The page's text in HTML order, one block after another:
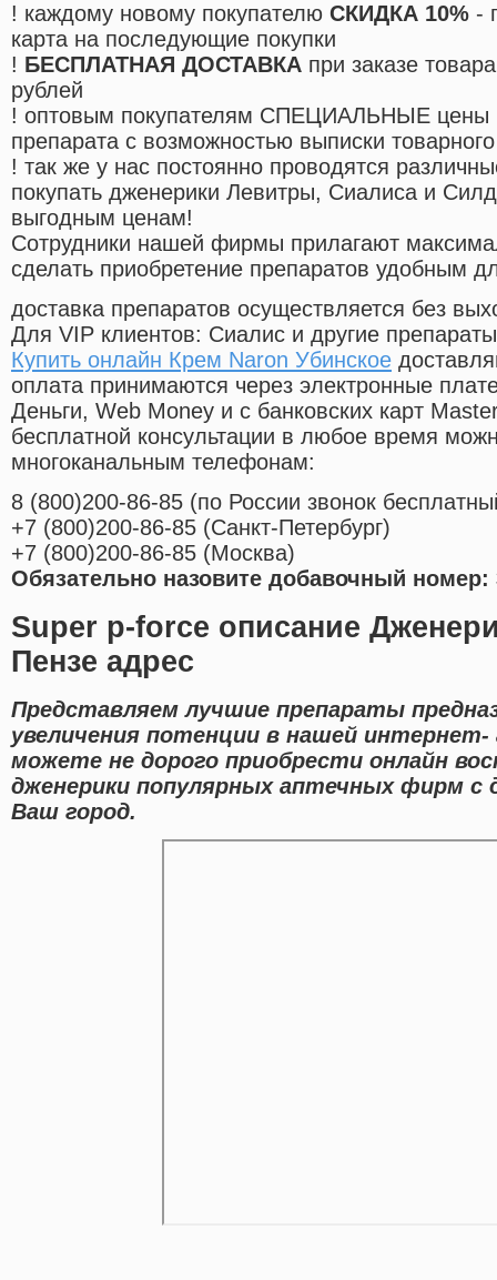
! каждому новому покупателю СКИДКА 10% -
карта на последующие покупки
! БЕСПЛАТНАЯ ДОСТАВКА при заказе
рублей
! оптовым покупателям СПЕЦИАЛЬНЫЕ цены
препарата с возможностью выписки
! так же у нас постоянно проводятся
покупать дженерики Левитры, Сиалиса и
выгодным ценам!
Cотрудники нашей фирмы прилагают
сделать приобретение препаратов удобным
доставка препаратов осуществляется без
Для VIP клиентов: Сиалис и другие
Купить онлайн Крем Naron Убинское
оплата принимаются через электронные
Деньги, Web Money и с банковских карт
бесплатной консультации в любое время
многоканальным телефонам:
8 (800)200-86-85 (по России звонок
+7 (800)200-86-85 (Санкт-Петербург)
+7 (800)200-86-85 (Москва)
Обязательно назовите добавочный номер:
Super p-force описание
Пензе адрес
Представляем лучшие препараты
увеличения потенции в нашей
можете не дорого приобрести онлайн
дженерики популярных аптечных фирм с
Ваш город.